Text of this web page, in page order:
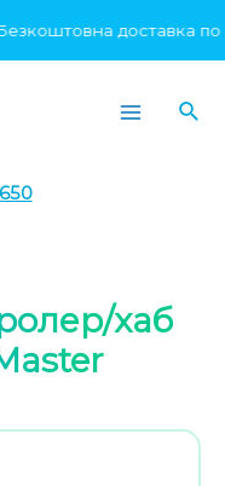
доставка по
хаб